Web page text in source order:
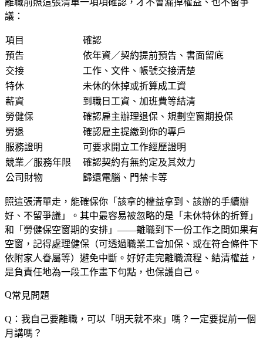
議：
項目
確認
預告
依年資／契約提前預告、書面留底
交接
工作、文件、帳號交接清楚
特休
未休的休掉或折算成工資
薪資
到職日工資、加班費等結清
勞健保
確認雇主辦理退保、規劃空窗期投保
勞退
確認雇主提繳到你的專戶
服務證明
可要求開立工作經歷證明
競業／服務年限
確認契約有無約定及其效力
公司財物
歸還電腦、門禁卡等
照這張清單走，能確保你「該拿的權益拿到、該辦的手續辦
好、不留爭議」。其中最容易被忽略的是「未休特休的折算」
和「勞健保空窗期的安排」——離職到下一份工作之間如果有
空窗，記得處理健保（可透過職業工會加保、或在符合條件下
依附家人眷屬等）避免中斷。好好走完離職流程、結清權益，
是負責任地為一段工作畫下句點，也保護自己。
常見問題
Q：我自己要離職，可以「明天就不來」嗎？一定要提前一個
月講嗎？